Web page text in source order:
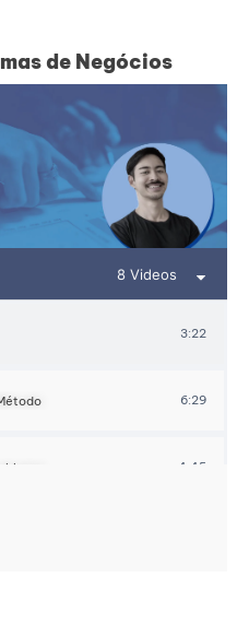
de Negócios
8 Videos
3:22
6:29
4:45